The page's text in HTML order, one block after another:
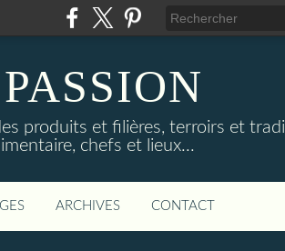
produits et filières, terroirs et
chefs et lieux...
ARCHIVES CONTACT